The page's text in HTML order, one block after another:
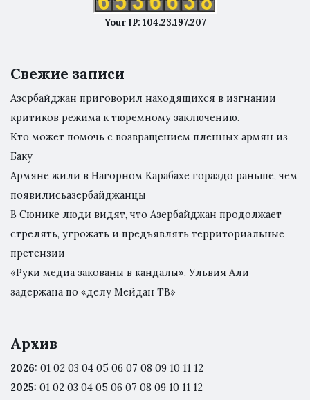
Your IP: 104.23.197.207
Свежие записи
Азербайджан приговорил находящихся в изгнании
критиков режима к тюремному заключению.
Кто может помочь с возвращением пленных армян из
Баку
Армяне жили в Нагорном Карабахе гораздо раньше, чем
появилисьазербайджанцы
В Сюнике люди видят, что Азербайджан продолжает
стрелять, угрожать и предъявлять территориальные
претензии
«Руки медиа закованы в кандалы». Ульвия Али
задержана по «делу Мейдан ТВ»
Архив
2026: 01 02 03 04 05 06 07 08 09 10 11 12
2025: 01 02 03 04 05 06 07 08 09 10 11 12